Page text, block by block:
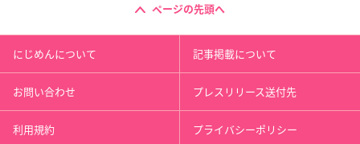
ページの先頭へ
にじめんについて 記事掲載について
お問い合わせ プレスリリース送付先
利用規約 プライバシーポリシー